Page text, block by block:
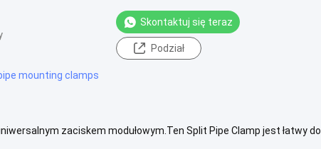
Skontaktuj się teraz
Podział
mounting clamps
zaciskem modułowym.Ten Split Pipe Clamp jest łatwy do